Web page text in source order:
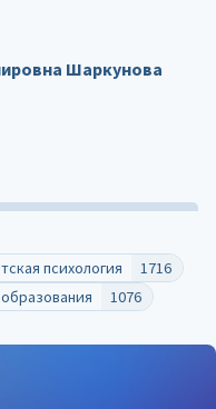
психология
1716
1076
Шаркунова